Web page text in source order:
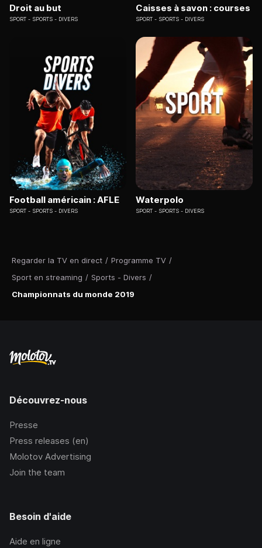
Regarder la TV en direct / Programme TV /
Sport en streaming / Sports - Divers /
Championnats du monde 2019
Droit au but
SPORT SPORTS - DIVERS
Caisses à savon : courses
SPORT SPORTS - DIVERS
Football américain : AFLE
SPORT SPORTS - DIVERS
Waterpolo
SPORT SPORTS - DIVERS
Découvrez-nous
Presse
Press releases (en)
Molotov Advertising
Join the team
Besoin d'aide
Aide en ligne